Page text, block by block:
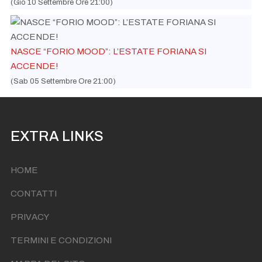
(Gio 10 Settembre Ore 21:00)
NASCE “FORIO MOOD”: L’ESTATE FORIANA SI
ACCENDE!
(Sab 05 Settembre Ore 21:00)
EXTRA LINKS
HOME
CONTATTI
PRIVACY
TERMINI E CONDIZIONI